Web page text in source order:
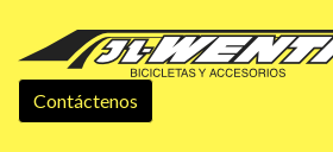
Contáctenos